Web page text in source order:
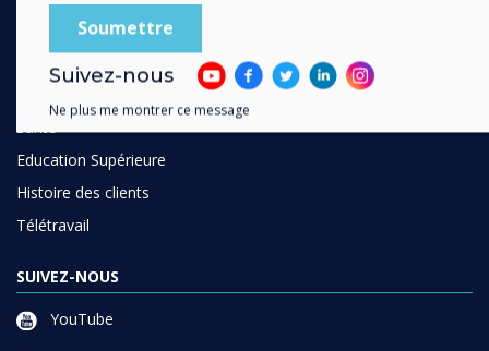
SOLUTIONS
Entreprise
Santé
Education Supérieure
Histoire des clients
Télétravail
SUIVEZ-NOUS
YouTube
Suivez-nous
Ne plus me montrer ce message